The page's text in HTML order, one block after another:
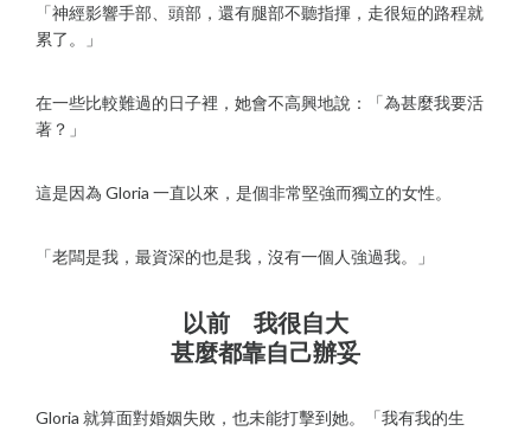
「神經影響手部、頭部，還有腿部不聽指揮，走很短的路程就
累了。」
在一些比較難過的日子裡，她會不高興地說：「為甚麼我要活
著？」
這是因為 Gloria 一直以來，是個非常堅強而獨立的女性。
「老闆是我，最資深的也是我，沒有一個人強過我。」
以前 我很自大
甚麼都靠自己辦妥
Gloria 就算面對婚姻失敗，也未能打擊到她。「我有我的生